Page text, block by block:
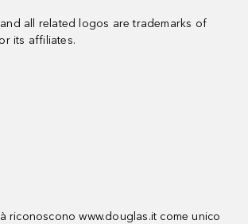
all related logos are trademarks of
its affiliates.
riconoscono www.douglas.it come unico